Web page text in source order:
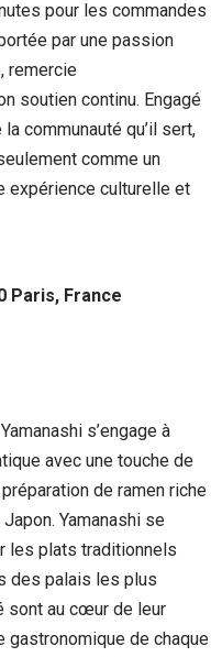
pour les commandes
par une passion
remercie
soutien continu. Engagé
communauté qu’il sert,
comme un
expérience culturelle et
Paris, France
s’engage à
avec une touche de
de ramen riche
Yamanashi se
les plats traditionnels
des palais les plus
sont au cœur de leur
gastronomique de chaque